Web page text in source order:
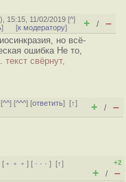
), 15:15, 11/02/2019 [^]
] [к модератору] + / –
но всё-
ошибка Не то,
текст свёрнут,
^^] [^^^] [ответить][↑]
+ / –
[ ﹢﹢﹢] [ · · ·][↑]
+2
+ / –